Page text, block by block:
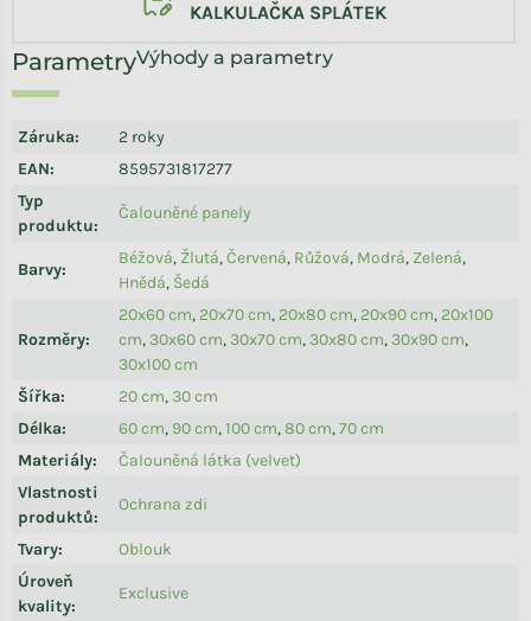
Výhody a parametry
Záruka:
2 roky
EAN:
8595731817277
Typ
produktu:
Čalouněné panely
Barvy:
Béžová, Žlutá,Červená, Růžová, Modrá, Zelená,
Hnědá, Šedá
Rozměry:
20x60 cm, 20x70 cm, 20x80 cm, 20x90 cm, 20x100
cm, 30x60 cm, 30x70 cm, 30x80 cm, 30x90 cm,
30x100 cm
Šířka: 20 cm, 30 cm
Délka: 60 cm, 90 cm,100 cm,80 cm,70 cm
Materiály:
Čalouněná látka (velvet)
Vlastnosti
produktů:
Ochrana zdi
Tvary:
Oblouk
Úroveň
kvality:
Exclusive
KALKULAČKA SPLÁTEK